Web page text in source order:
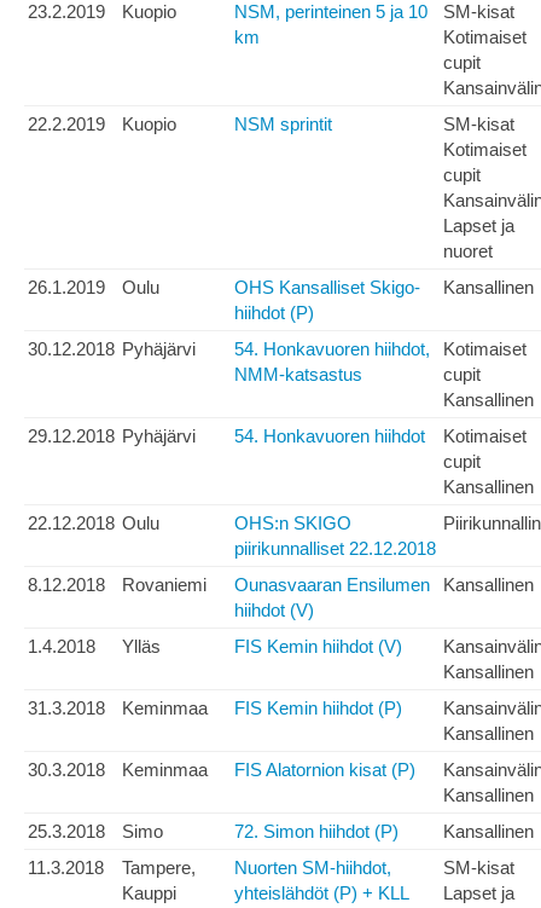
23.2.2019
Kuopio
NSM, perinteinen 5 ja 10
km
SM-kisat
Kotimaiset
cupit
22.2.2019
Kuopio NSM sprintit
SM-kisat
Kotimaiset
cupit
Lapset ja
nuoret
26.1.2019
Oulu
OHS Kansalliset Skigo-
hiihdot (P)
Kansallinen
30.12.2018 Pyhäjärvi
54. Honkavuoren hiihdot,
NMM-katsastus
Kotimaiset
cupit
Kansallinen
29.12.2018 Pyhäjärvi 54. Honkavuoren hiihdot
Kotimaiset
cupit
Kansallinen
22.12.2018 Oulu
OHS:n SKIGO
piirikunnalliset 22.12.2018
8.12.2018 Rovaniemi
Ounasvaaran Ensilumen
hiihdot (V)
Kansallinen
1.4.2018 Ylläs FIS Kemin hiihdot (V)
Kansallinen
31.3.2018
Keminmaa FIS Kemin hiihdot (P)
Kansallinen
30.3.2018
Keminmaa FIS Alatornion kisat (P)
Kansallinen
25.3.2018
Simo 72. Simon hiihdot (P)
Kansallinen
11.3.2018
Tampere,
Kauppi
Nuorten SM-hiihdot,
yhteislähdöt (P) + KLL
SM-kisat
Lapset ja